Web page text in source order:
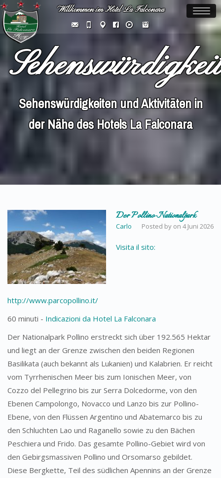
Willkommen im Hotel La Falconara
Sehenswürdigkeiten und Aktivitäten in
der Nähe des Hotels La Falconara
Der Pollino-Nationalpark
Posted by
Carlo on 4 Juni 2026
Visita il sito:
http://www.parcopollino.it/
60 minuti - Indicazioni da Hotel La Falconara
Der Nationalpark Pollino erstreckt sich über 192.565 Hektar
und liegt an der Grenze zwischen den beiden Regionen
Basilikata (auch bekannt als Lukanien) und Kalabrien. Er reicht
vom Tyrrhenischen Meer bis zum Ionischen Meer, von
Cozzo del Pellegrino bis zur Serra Dolcedorme, von den
Ebenen Campolongo, Novacco und Lanzo bis zur Pollino-
Ebene, von den Flüssen Argentino und Abatemarco bis zu
den Schluchten Lao und Raganello sowie zu den Bächen
Peschiera und Frido. Das gesamte Pollino-Gebiet wird von
den Gebirgsmassiven Pollino und Orsomarso gebildet.
Diese Bergkette, Teil des südlichen Apennins an der Grenze